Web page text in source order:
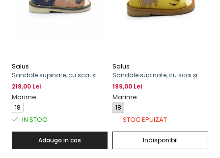
Salus
Sandale supinate, cu scai și
cataramă, pentru băieți, cu
219,00 Lei
Marime:
18
IN STOC
Adauga in cos
Salus
Sandale supinate, cu scai și
cataramă
199,00 Lei
Marime:
18
STOC EPUIZAT
Indisponibil